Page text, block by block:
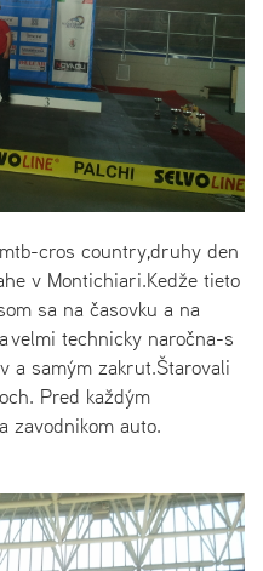
cros country,druhy den
v Montichiari.Kedže tieto
sa na časovku a na
velmi technicky naročna-s
a samým zakrut.Štarovali
Pred každým
zavodnikom auto.